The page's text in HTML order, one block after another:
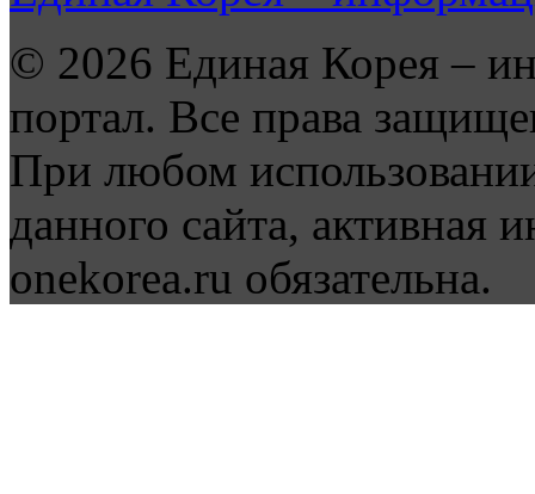
© 2026 Единая Корея –
портал. Все права
При любом
данного сайта, активная
onekorea.ru обязательна.